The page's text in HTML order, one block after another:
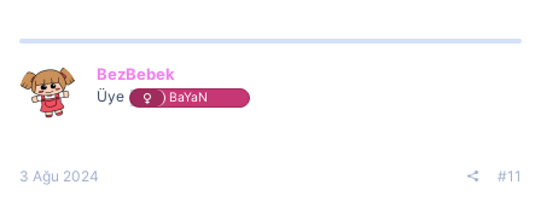
BezBebek
Üye BaYaN
3 Ağu 2024 #11